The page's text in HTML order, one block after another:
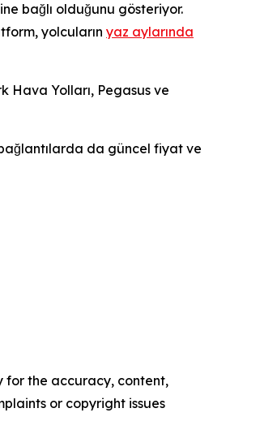
bağlı olduğunu gösteriyor.
yolcuların yaz aylarında
Hava Yolları, Pegasus ve
da güncel fiyat ve
for the accuracy, content,
or copyright issues